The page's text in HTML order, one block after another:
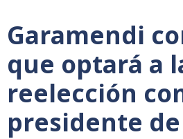
Garamendi
que optará a
reelección
presidente de